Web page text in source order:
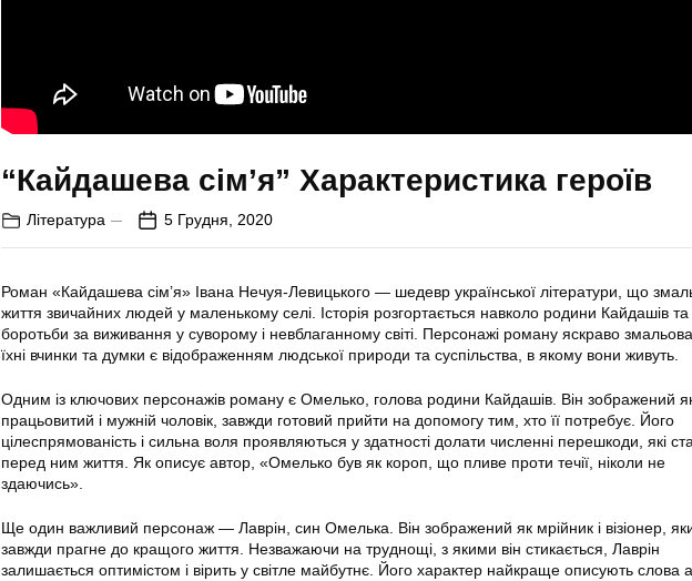
“Кайдашева сім’я” Характеристика героїв
Література 5 Грудня, 2020
Роман «Кайдашева сім’я» Івана Нечуя-Левицького — шедевр української літератури, що
життя звичайних людей у маленькому селі. Історія розгортається навколо родини Кайдашів та
боротьби за виживання у суворому і невблаганному світі. Персонажі роману яскраво
їхні вчинки та думки є відображенням людської природи та суспільства, в якому вони живуть.
Одним із ключових персонажів роману є Омелько, голова родини Кайдашів. Він зображений
працьовитий і мужній чоловік, завжди готовий прийти на допомогу тим, хто її потребує. Його
цілеспрямованість і сильна воля проявляються у здатності долати численні перешкоди, які
перед ним життя. Як описує автор, «Омелько був як короп, що пливе проти течії, ніколи не
здаючись».
Ще один важливий персонаж — Лаврін, син Омелька. Він зображений як мрійник і візіонер,
завжди прагне до кращого життя. Незважаючи на труднощі, з якими він стикається, Лаврін
залишається оптимістом і вірить у світле майбутнє. Його характер найкраще описують слова